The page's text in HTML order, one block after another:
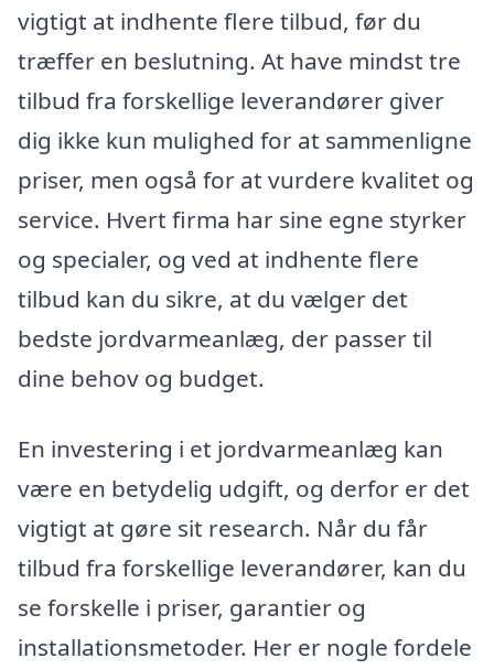
vigtigt at indhente flere tilbud, før du
træffer en beslutning. At have mindst tre
tilbud fra forskellige leverandører giver
dig ikke kun mulighed for at sammenligne
priser, men også for at vurdere kvalitet og
service. Hvert firma har sine egne styrker
og specialer, og ved at indhente flere
tilbud kan du sikre, at du vælger det
bedste jordvarmeanlæg, der passer til
dine behov og budget.
En investering i et jordvarmeanlæg kan
være en betydelig udgift, og derfor er det
vigtigt at gøre sit research. Når du får
tilbud fra forskellige leverandører, kan du
se forskelle i priser, garantier og
installationsmetoder. Her er nogle fordele